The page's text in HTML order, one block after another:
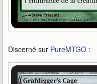
Discerné sur PureMTGO :